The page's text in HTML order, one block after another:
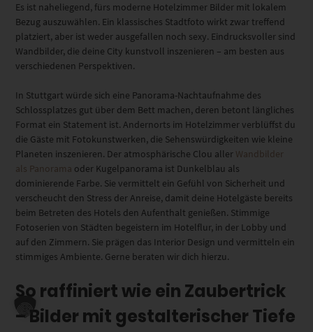
Es ist naheliegend, fürs moderne Hotelzimmer Bilder mit lokalem
Bezug auszuwählen. Ein klassisches Stadtfoto wirkt zwar treffend
platziert, aber ist weder ausgefallen noch sexy. Eindrucksvoller sind
Wandbilder, die deine City kunstvoll inszenieren – am besten aus
verschiedenen Perspektiven.
In Stuttgart würde sich eine Panorama-Nachtaufnahme des
Schlossplatzes gut über dem Bett machen, deren betont längliches
Format ein Statement ist. Andernorts im Hotelzimmer verblüffst du
die Gäste mit Fotokunstwerken, die Sehenswürdigkeiten wie kleine
Planeten inszenieren. Der atmosphärische Clou aller Wandbilder
als Panorama oder Kugelpanorama ist Dunkelblau als
dominierende Farbe. Sie vermittelt ein Gefühl von Sicherheit und
verscheucht den Stress der Anreise, damit deine Hotelgäste bereits
beim Betreten des Hotels den Aufenthalt genießen. Stimmige
Fotoserien von Städten begeistern im Hotelflur, in der Lobby und
auf den Zimmern. Sie prägen das Interior Design und vermitteln ein
stimmiges Ambiente. Gerne beraten wir dich hierzu.
So raffiniert wie ein Zaubertrick
– Bilder mit gestalterischer Tiefe